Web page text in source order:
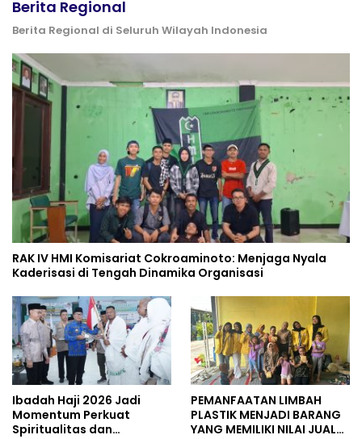
Berita Regional
Berita Regional di Seluruh Wilayah Indonesia
RAK IV HMI Komisariat Cokroaminoto: Menjaga Nyala
Kaderisasi di Tengah Dinamika Organisasi
Ibadah Haji 2026 Jadi
Momentum Perkuat
Spiritualitas dan
PEMANFAATAN LIMBAH
PLASTIK MENJADI BARANG
YANG MEMILIKI NILAI JUAL